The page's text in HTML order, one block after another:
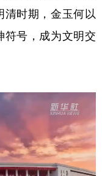
时期，金玉何以
号，成为文明交